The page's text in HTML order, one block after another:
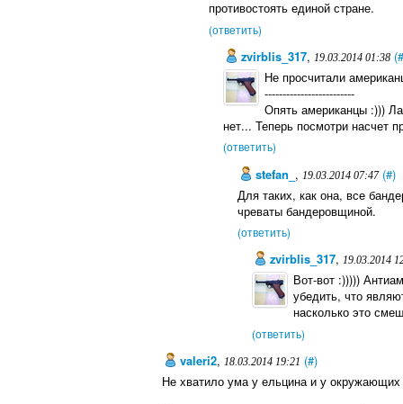
противостоять единой стране.
(ответить)
zvirblis_317,19.03.2014 01:38
Не просчитали
-------------------------
Опять американцы :)))
нет... Теперь посмотри насчет
(ответить)
stefan_ , 19.03.2014 07:47 (#)
Для таких, как она, все
чреваты бандеровщиной.
(ответить)
zvirblis_317, 19.03.2014
Вот-вот :)))))
убедить, что
насколько это
(ответить)
valeri2, 18.03.2014 19:21 (#)
Не хватило ума у ельцина и у